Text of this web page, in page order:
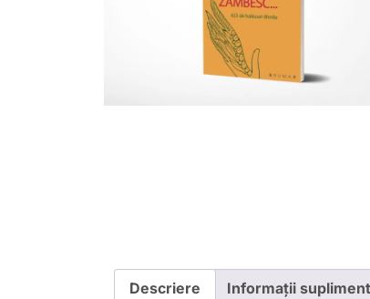
Descriere Informații